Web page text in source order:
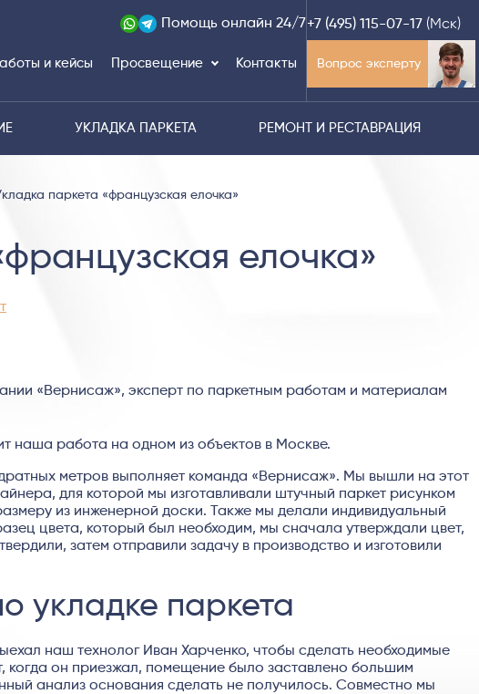
и кейсы Просвещение Контакты
Помощь онлайн 24/7+7 (495) 115-07-17 (Мск)
Вопрос эксперту
УКЛАДКА ПАРКЕТА РЕМОНТ И РЕСТАВРАЦИЯ
паркета «французская елочка»
елочка»
«Вернисаж», эксперт по паркетным работам и материалам
наша работа на одном из объектов в Москве.
метров выполняет команда «Вернисаж». Мы вышли на этот
для которой мы изготавливали штучный паркет рисунком
из инженерной доски. Также мы делали индивидуальный
цвета, который был необходим, мы сначала утверждали цвет,
затем отправили задачу в производство и изготовили
укладке паркета
наш технолог Иван Харченко, чтобы сделать необходимые
когда он приезжал, помещение было заставлено большим
анализ основания сделать не получилось. Совместно мы